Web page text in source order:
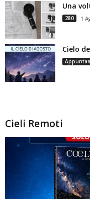
Una
280 1
Cielo
Cieli Remoti